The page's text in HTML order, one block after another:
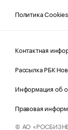
Политика
Контактная
Рассылка РБК
Информация об
Правовая
© АО